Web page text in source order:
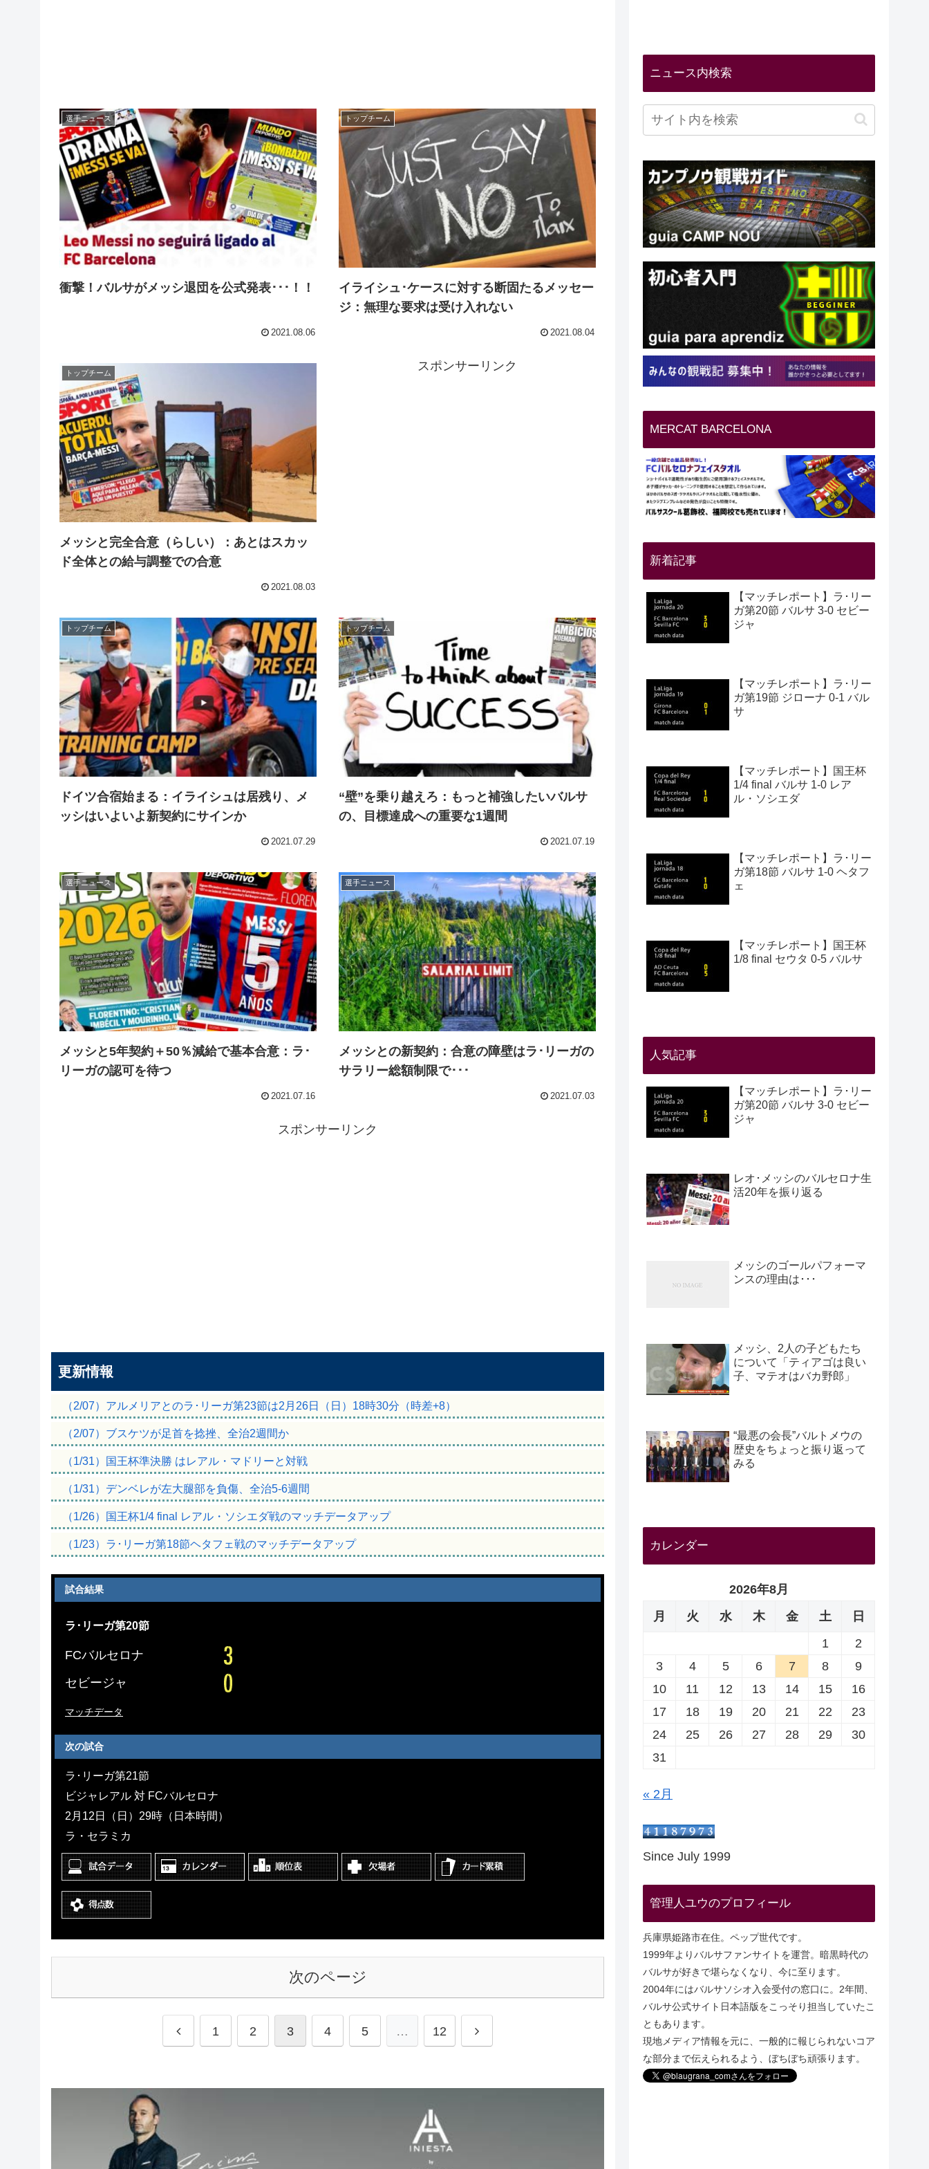
選手ニュース
衝撃！バルサがメッシ退団を公式発表･･･！！
2021.08.06
トップチーム
イライシュ･ケースに対する断固たるメッセー
ジ：無理な要求は受け入れない
2021.08.04
トップチーム
メッシと完全合意（らしい）：あとはスカッ
ド全体との給与調整での合意
2021.08.03
スポンサーリンク
トップチーム
ドイツ合宿始まる：イライシュは居残り、メ
ッシはいよいよ新契約にサインか
2021.07.29
トップチーム
“壁”を乗り越えろ：もっと補強したいバルサ
の、目標達成への重要な1週間
2021.07.19
選手ニュース
メッシと5年契約＋50％減給で基本合意：ラ･
リーガの認可を待つ
2021.07.16
選手ニュース
メッシとの新契約：合意の障壁はラ･リーガの
サラリー総額制限で･･･
2021.07.03
スポンサーリンク
更新情報
（2/07）アルメリアとのラ･リーガ第23節は2月26日（日）18時30分（時差+8）
（2/07）ブスケツが足首を捻挫、全治2週間か
（1/31）国王杯準決勝 はレアル・マドリーと対戦
（1/31）デンベレが左大腿部を負傷、全治5-6週間
（1/26）国王杯1/4 final レアル・ソシエダ戦のマッチデータアップ
（1/23）ラ･リーガ第18節ヘタフェ戦のマッチデータアップ
試合結果
ラ･リーガ第20節
FCバルセロナ
セビージャ
マッチデータ
次の試合
ラ･リーガ第21節
ビジャレアル 対 FCバルセロナ
2月12日（日）29時（日本時間）
ラ・セラミカ
次のページ
1 2 3 4 5 … 12
ニュース内検索
MERCAT BARCELONA
新着記事
【マッチレポート】ラ･リー
ガ第20節 バルサ 3-0 セビー
ジャ
【マッチレポート】ラ･リー
ガ第19節 ジローナ 0-1 バル
サ
【マッチレポート】国王杯
1/4 final バルサ 1-0 レア
ル・ソシエダ
【マッチレポート】ラ･リー
ガ第18節 バルサ 1-0 ヘタフ
ェ
【マッチレポート】国王杯
1/8 final セウタ 0-5 バルサ
人気記事
【マッチレポート】ラ･リー
ガ第20節 バルサ 3-0 セビー
ジャ
レオ･メッシのバルセロナ生
活20年を振り返る
メッシのゴールパフォーマ
ンスの理由は･･･
メッシ、2人の子どもたち
について「ティアゴは良い
子、マテオはバカ野郎」
“最悪の会長”バルトメウの
歴史をちょっと振り返って
みる
カレンダー
2026年8月
月
火 水 木 金 土
日
1
2
3
4 5 6 7 8
9
10
11 12 13 14 15
16
17
18 19 20 21 22
23
24
25 26 27 28 29
30
31
« 2月
Since July 1999
管理人ユウのプロフィール
兵庫県姫路市在住。ペップ世代です。
1999年よりバルサファンサイトを運営。暗黒時代の
バルサが好きで堪らなくなり、今に至ります。
2004年にはバルサソシオ入会受付の窓口に。2年間、
バルサ公式サイト日本語版をこっそり担当していたこ
ともあります。
現地メディア情報を元に、一般的に報じられないコア
な部分まで伝えられるよう、ぼちぼち頑張ります。